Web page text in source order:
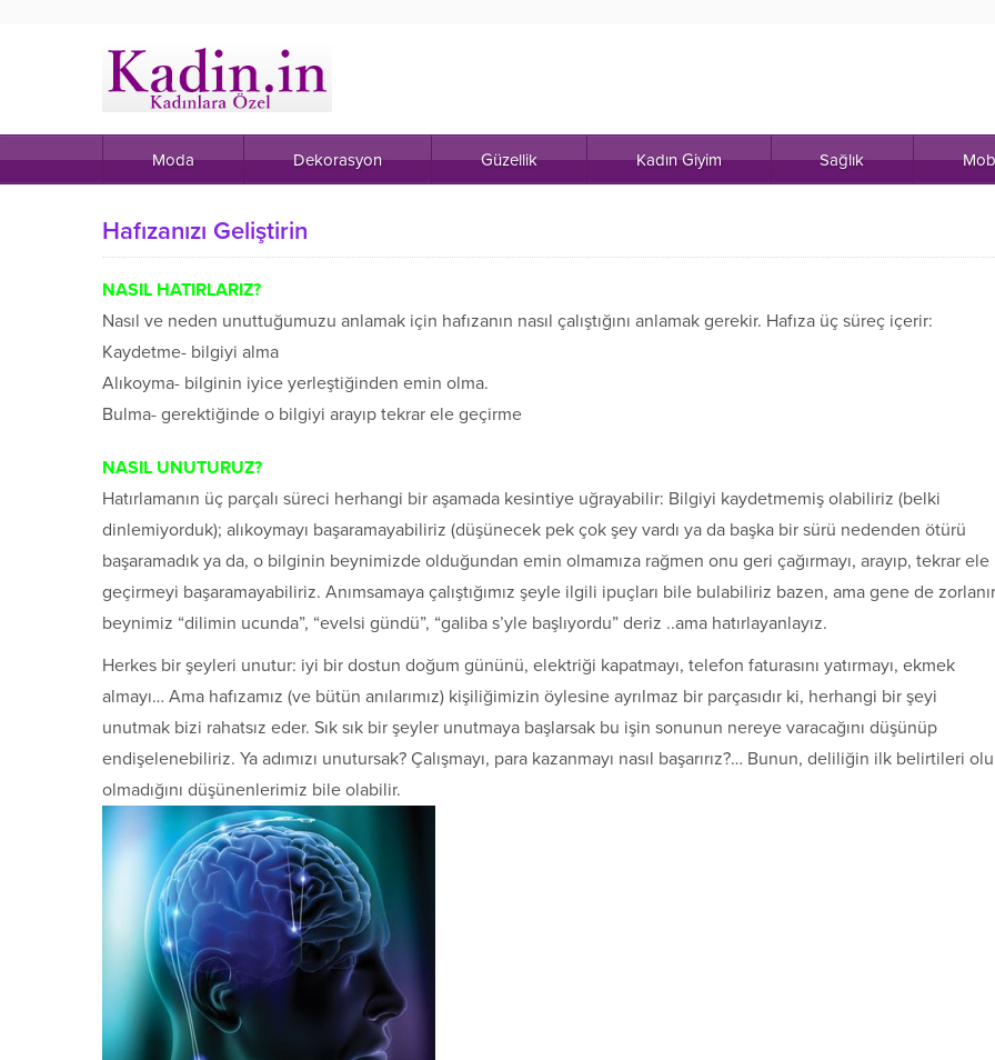
Moda Dekorasyon Güzellik Kadın Giyim Sağlık
Hafızanızı Geliştirin
NASIL HATIRLARIZ?
Nasıl ve neden unuttuğumuzu anlamak için hafızanın nasıl çalıştığını anlamak gerekir. Hafıza üç süreç içerir:
Kaydetme- bilgiyi alma
Alıkoyma- bilginin iyice yerleştiğinden emin olma.
Bulma- gerektiğinde o bilgiyi arayıp tekrar ele geçirme
NASIL UNUTURUZ?
Hatırlamanın üç parçalı süreci herhangi bir aşamada kesintiye uğrayabilir: Bilgiyi kaydetmemiş olabiliriz (belki
dinlemiyorduk); alıkoymayı başaramayabiliriz (düşünecek pek çok şey vardı ya da başka bir sürü nedenden ötürü
başaramadık ya da, o bilginin beynimizde olduğundan emin olmamıza rağmen onu geri çağırmayı, arayıp, tekrar ele
geçirmeyi başaramayabiliriz. Anımsamaya çalıştığımız şeyle ilgili ipuçları bile bulabiliriz bazen, ama gene de zorlanır
beynimiz “dilimin ucunda”, “evelsi gündü”, “galiba s’yle başlıyordu” deriz ..ama hatırlayanlayız.
Herkes bir şeyleri unutur: iyi bir dostun doğum gününü, elektriği kapatmayı, telefon faturasını yatırmayı, ekmek
almayı… Ama hafızamız (ve bütün anılarımız) kişiliğimizin öylesine ayrılmaz bir parçasıdır ki, herhangi bir şeyi
unutmak bizi rahatsız eder. Sık sık bir şeyler unutmaya başlarsak bu işin sonunun nereye varacağını düşünüp
endişelenebiliriz. Ya adımızı unutursak? Çalışmayı, para kazanmayı nasıl başarırız?… Bunun, deliliğin ilk belirtileri
olmadığını düşünenlerimiz bile olabilir.